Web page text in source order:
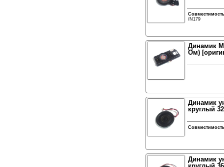
/N179
Динамик
Ом)
Динамик
круглый
Динамик